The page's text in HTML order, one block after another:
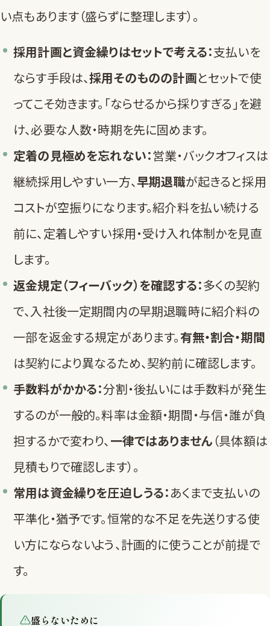
い点もあります（盛らずに整理します）。
採用計画と資金繰りはセットで考える：支払いを
ならす手段は、採用そのものの計画とセットで使
ってこそ効きます。「ならせるから採りすぎる」を避
け、必要な人数・時期を先に固めます。
定着の見極めを忘れない：営業・バックオフィスは
継続採用しやすい一方、早期退職が起きると採用
コストが空振りになります。紹介料を払い続ける
前に、定着しやすい採用・受け入れ体制かを見直
します。
返金規定（フィーバック）を確認する：多くの契約
で、入社後一定期間内の早期退職時に紹介料の
一部を返金する規定があります。有無・割合・期間
は契約により異なるため、契約前に確認します。
手数料がかかる：分割・後払いには手数料が発生
するのが一般的。料率は金額・期間・与信・誰が負
担するかで変わり、一律ではありません （具体額は
見積もりで確認します）。
常用は資金繰りを圧迫しうる：あくまで支払いの
平準化・猶予です。恒常的な不足を先送りする使
い方にならないよう、計画的に使うことが前提で
す。
盛らないために